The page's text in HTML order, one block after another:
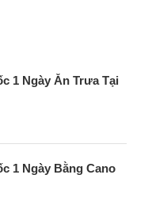
1 Ngày Ăn Trưa Tại
1 Ngày Bằng Cano